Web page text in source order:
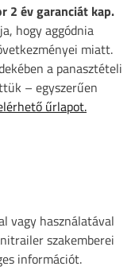
2 év garanciát kap.
hogy aggódnia
miatt.
a panasztételi
– egyszerűen
űrlapot.
vagy használatával
szakemberei
információt.